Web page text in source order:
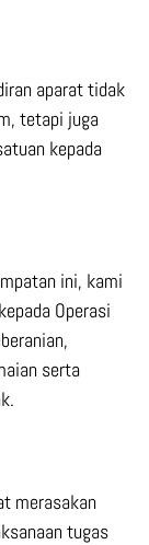
aparat tidak
tetapi juga
kepada
ini, kami
Operasi
serta
merasakan
tugas